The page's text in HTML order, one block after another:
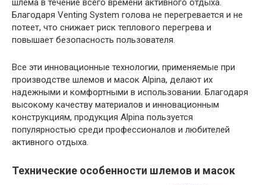
шлема в течение всего времени активного отдыха.
Благодаря Venting System голова не перегревается и не
потеет, что снижает риск теплового перегрева и
повышает безопасность пользователя.
Все эти инновационные технологии, применяемые при
производстве шлемов и масок Alpina, делают их
надежными и комфортными в использовании. Благодаря
высокому качеству материалов и инновационным
конструкциям, продукция Alpina пользуется
популярностью среди профессионалов и любителей
активного отдыха.
Технические особенности шлемов и масок